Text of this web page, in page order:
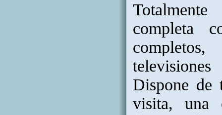
Totalmente
completa
Dispone de
visita, una